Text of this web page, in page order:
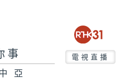
事 電視直播
亞